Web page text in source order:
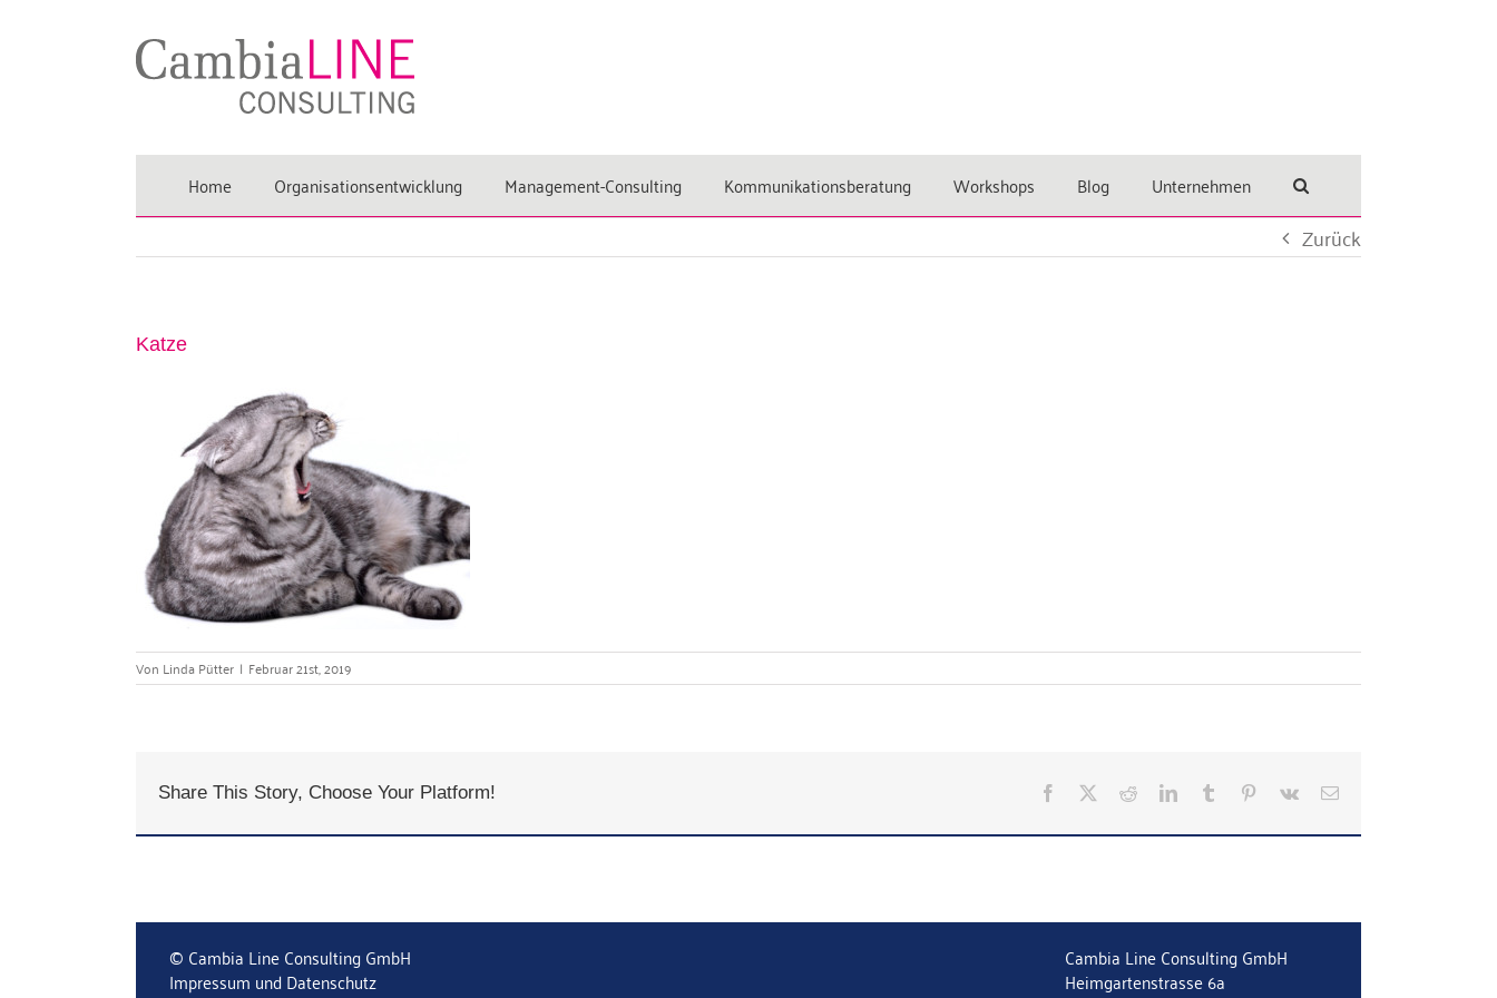
Home Organisationsentwicklung Management-Consulting Kommunikationsberatung Workshops Blog Unternehmen
Zurück
Katze
Von Linda Pütter | Februar 21st, 2019
Share This Story, Choose Your Platform! Facebook RedditLinkedInTumblr Pinterest
Vk
E-
© Cambia Line Consulting GmbH
Impressum und Datenschutz
Cambia Line Consulting GmbH
Heimgartenstrasse 6a